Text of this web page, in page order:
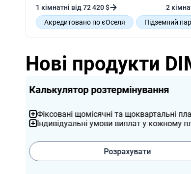
1 кімнатні від 72 420 $
2
Акредитовано по єОселя
Підземний
Відеодомофон
Панорамні вікна
Нові продукти
Підбір житла
Як підібрати надійного забудовника та
Доступні програми для придбання житла в
Дізнатися більше